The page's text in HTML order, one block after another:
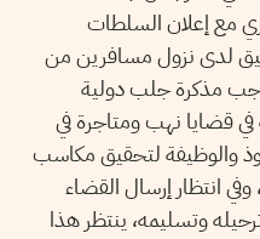
10 جوان الجاري مع إعلان السلطات
لدى نزول مسافرين من
مذكرة جلب دولية
في 2011 لتَورّطه في قضايا نهب ومتاجرة في
والوظيفة لتحقيق مكاسب
انتظار إرسال القضاء
وتسليمه، ينتظر هذا